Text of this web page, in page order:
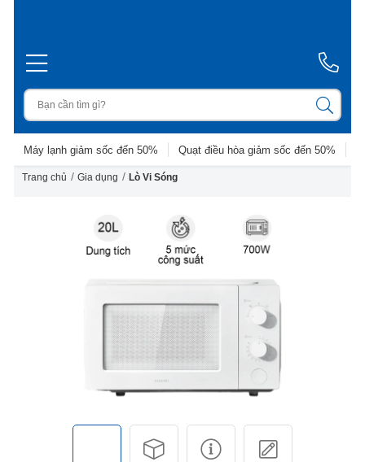
Máy lạnh giảm sốc đến 50% Quạt điều hòa giảm sốc đến 50%
Trang chủ / Gia dụng / Lò Vi Sóng